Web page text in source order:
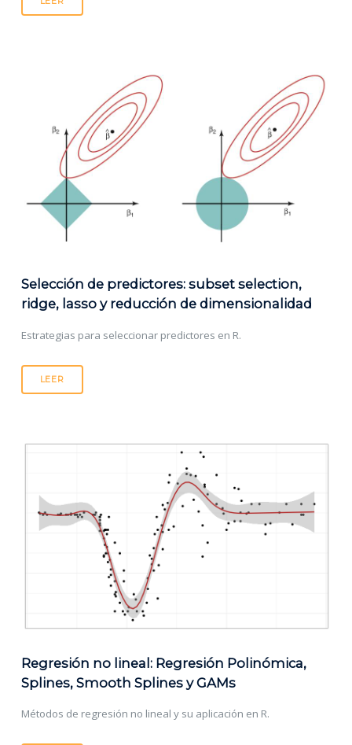
Selección de predictores: subset selection,
ridge, lasso y reducción de dimensionalidad
Estrategias para seleccionar predictores en R.
LEER
Regresión no lineal: Regresión Polinómica,
Splines, Smooth Splines y GAMs
Métodos de regresión no lineal y su aplicación en R.